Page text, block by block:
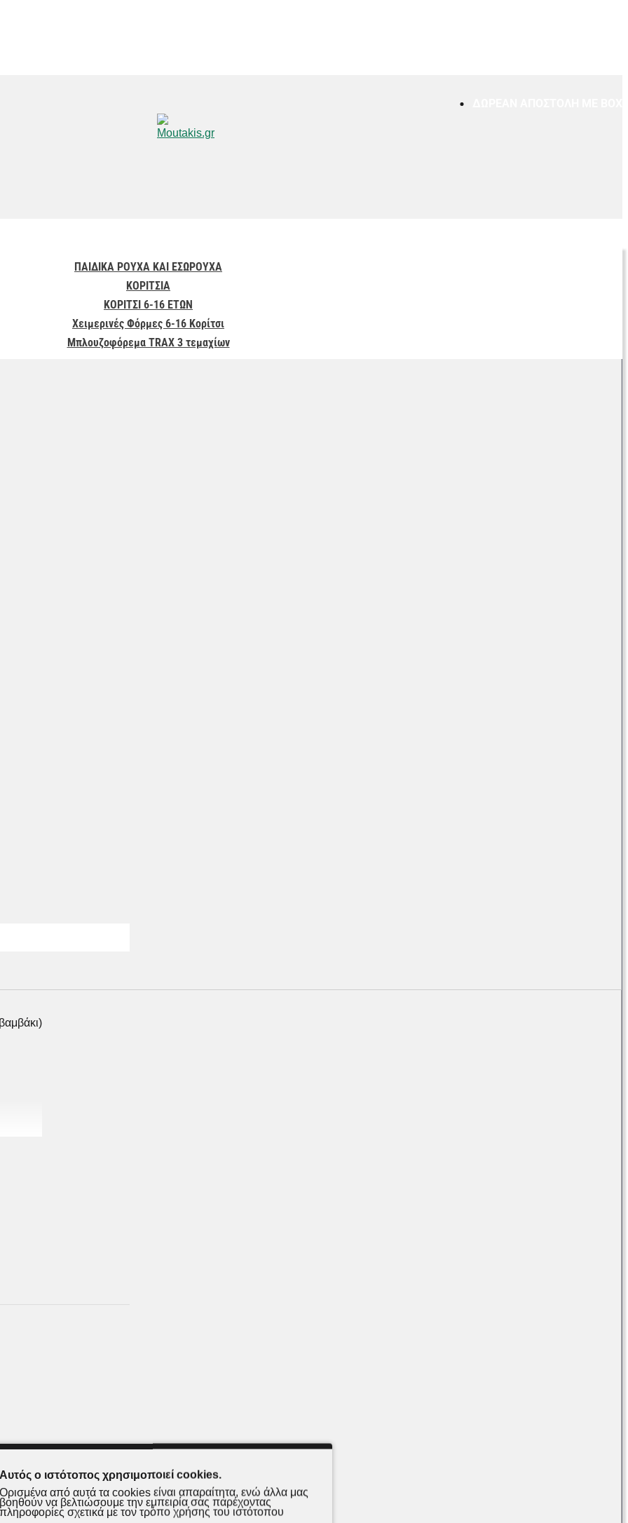
ΠΑΙΔΙΚΑ ΡΟΥΧΑ ΚΑΙ ΕΣΩΡΟΥΧΑ
ΚΟΡΙΤΣΙΑ
ΚΟΡΙΤΣΙ 6-16 ΕΤΩΝ
Χειμερινές Φόρμες 6-16 Κορίτσι
Μπλουζοφόρεμα TRAX 3 τεμαχίων
ΑΞΙΟΛΟΓΗΣΕΙΣ ΤΡΟΠΟΙ ΑΠΟΣΤΟΛΗΣ
Αυτός ο ιστότοπος χρησιμοποιεί cookies.
Ορισμένα από αυτά τα cookies είναι απαραίτητα, ενώ άλλα μας
βοηθούν να βελτιώσουμε την εμπειρία σας παρέχοντας
πληροφορίες σχετικά με τον τρόπο χρήσης του ιστότοπου